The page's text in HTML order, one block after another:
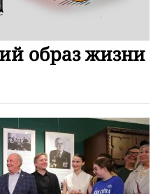
образ жизни